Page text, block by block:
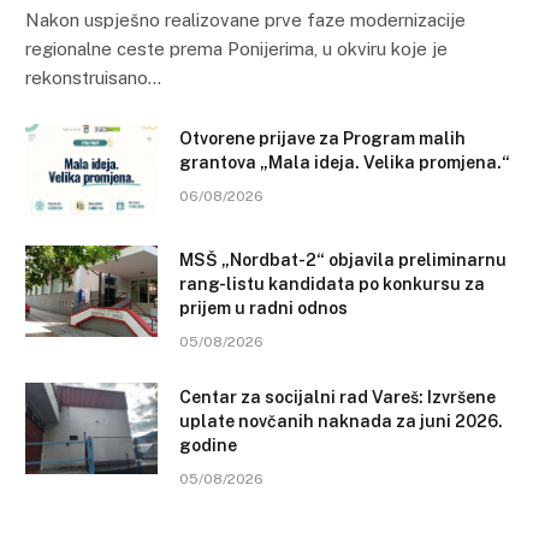
Nakon uspješno realizovane prve faze modernizacije
regionalne ceste prema Ponijerima, u okviru koje je
rekonstruisano…
Otvorene prijave za Program malih
grantova „Mala ideja. Velika promjena.“
06/08/2026
MSŠ „Nordbat-2“ objavila preliminarnu
rang-listu kandidata po konkursu za
prijem u radni odnos
05/08/2026
Centar za socijalni rad Vareš: Izvršene
uplate novčanih naknada za juni 2026.
godine
05/08/2026